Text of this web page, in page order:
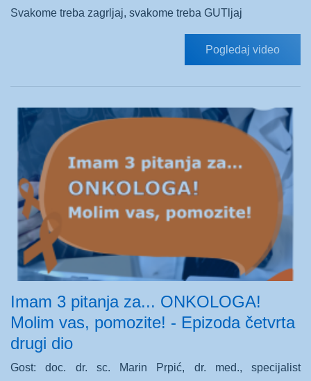
Svakome treba zagrljaj, svakome treba GUTljaj
Pogledaj video
Imam 3 pitanja za... ONKOLOGA!
Molim vas, pomozite! - Epizoda četvrta
drugi dio
Gost: doc. dr. sc. Marin Prpić, dr. med., specijalist